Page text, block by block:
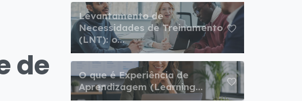
de
Levantamento de
Necessidades de Treinamento
(LNT): o...
O que é Experiência de
Aprendizagem (Learning...